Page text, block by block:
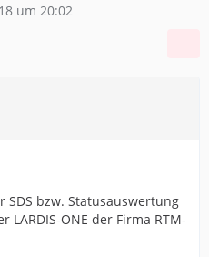
um 20:02
bzw. Statusauswertung
LARDIS-ONE der Firma RTM-